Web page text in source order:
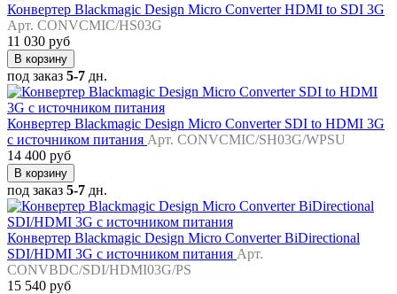
Конвертер Blackmagic Design Micro Converter HDMI to SDI 3G
Арт. CONVCMIC/HS03G
11 030 руб
В корзину
под заказ 5-7 дн.
Конвертер Blackmagic Design Micro Converter SDI to HDMI 3G
с источником питания Арт. CONVCMIC/SH03G/WPSU
14 400 руб
В корзину
под заказ 5-7 дн.
Конвертер Blackmagic Design Micro Converter BiDirectional
SDI/HDMI 3G с источником питания Арт.
CONVBDC/SDI/HDMI03G/PS
15 540 руб